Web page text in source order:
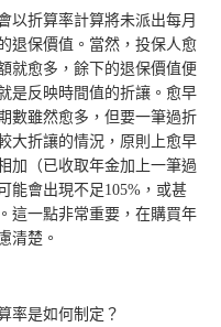
以折算率計算將未派出每月
退保價值。當然，投保人愈
就愈多，餘下的退保價值便
是反映時間值的折讓。愈早
數雖然愈多，但要一筆過折
大折讓的情況，原則上愈早
加（已收取年金加上一筆過
能會出現不足105%，或甚
這一點非常重要，在購買年
清楚。
率是如何制定？